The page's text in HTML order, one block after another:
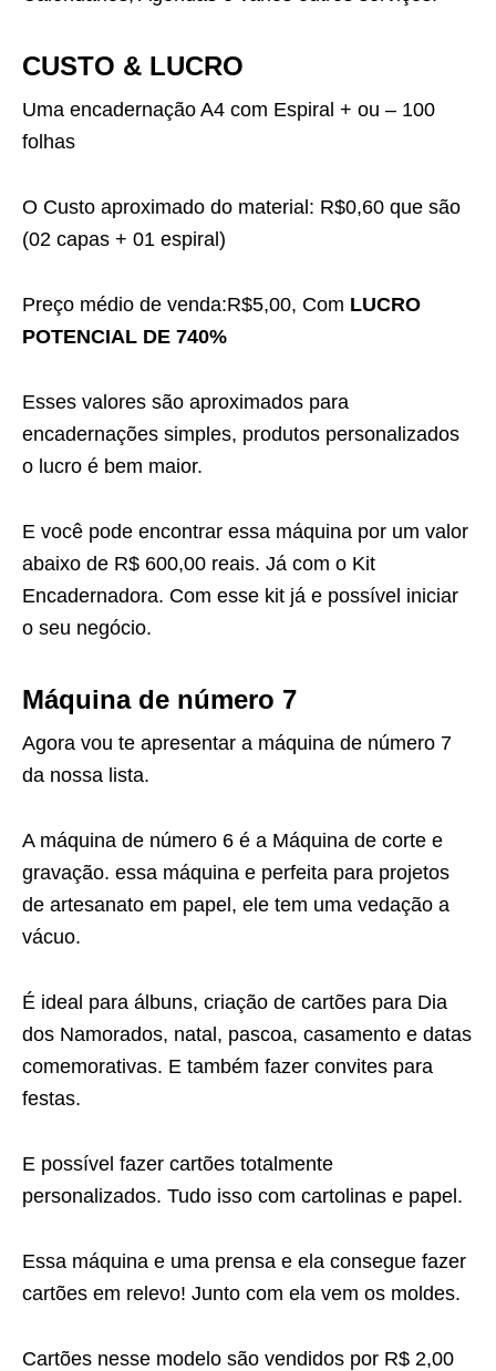
CUSTO & LUCRO
Uma encadernação A4 com Espiral + ou – 100
folhas
O Custo aproximado do material: R$0,60 que são
(02 capas + 01 espiral)
Preço médio de venda:R$5,00, Com LUCRO
POTENCIAL DE 740%
Esses valores são aproximados para
encadernações simples, produtos personalizados
o lucro é bem maior.
E você pode encontrar essa máquina por um valor
abaixo de R$ 600,00 reais. Já com o Kit
Encadernadora. Com esse kit já e possível iniciar
o seu negócio.
Máquina de número 7
Agora vou te apresentar a máquina de número 7
da nossa lista.
A máquina de número 6 é a Máquina de corte e
gravação. essa máquina e perfeita para projetos
de artesanato em papel, ele tem uma vedação a
vácuo.
É ideal para álbuns, criação de cartões para Dia
dos Namorados, natal, pascoa, casamento e datas
comemorativas. E também fazer convites para
festas.
E possível fazer cartões totalmente
personalizados. Tudo isso com cartolinas e papel.
Essa máquina e uma prensa e ela consegue fazer
cartões em relevo! Junto com ela vem os moldes.
Cartões nesse modelo são vendidos por R$ 2,00